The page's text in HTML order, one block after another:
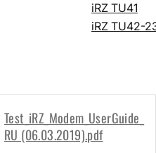
iRZ TU41
iRZ TU42-
Test_iRZ_Modem_UserGuide_
RU (06.03.2019).pdf